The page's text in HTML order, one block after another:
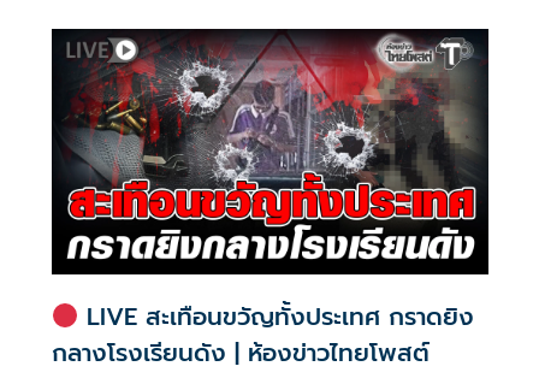
กรรมาธิการ มีการอ้างชื่อนายกรัฐมนตรี เข้าไปเกี่ยวข้องกับการ
ทุจริตสอบท้องถิ่น
LIVE สะเทือนขวัญทั้งประเทศ กราดยิง
กลางโรงเรียนดัง | ห้องข่าวไทยโพสต์